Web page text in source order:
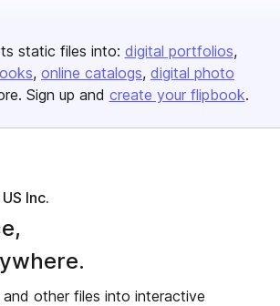
static files into: digital portfolios
online catalogs digital photo
Sign up and create your flipbook.
Inc.
and other files into interactive